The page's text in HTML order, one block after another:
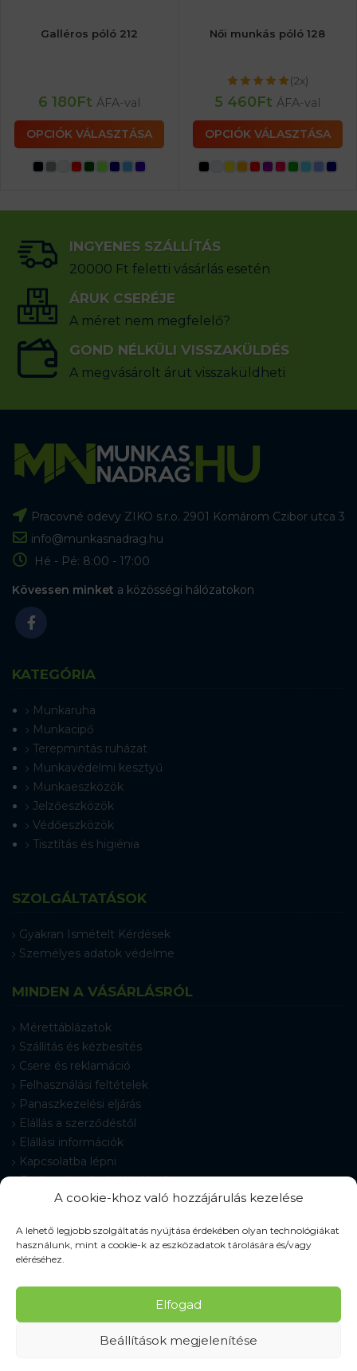
A cookie-khoz való hozzájárulás kezelése
A lehető legjobb szolgáltatás nyújtása érdekében olyan technológiákat
használunk, mint a cookie-k az eszközadatok tárolására és/vagy
eléréséhez.
Elfogad
Beállítások megjelenítése
Galléros póló 212
6 180Ft ÁFA-val
OPCIÓK VÁLASZTÁSA
Női munkás póló 128
(2x)
5 460Ft ÁFA-val
OPCIÓK VÁLASZTÁSA
INGYENES SZÁLLÍTÁS
20000 Ft feletti vásárlás esetén
ÁRUK CSERÉJE
A méret nem megfelelő?
GOND NÉLKÜLI VISSZAKÜLDÉS
A megvásárolt árut visszaküldheti
Pracovné odevy ZIKO s.r.o. 2901 Komárom Czibor utca 3
info@munkasnadrag.hu
Hé - Pé: 8:00 - 17:00
Kövessen minket a közösségi hálózatokon
KATEGÓRIA
Munkaruha
Munkacipő
Terepmintás ruházat
Munkavédelmi kesztyű
Munkaeszközök
Jelzőeszközök
Védőeszközök
Tisztítás és higiénia
SZOLGÁLTATÁSOK
Gyakran Ismételt Kérdések
Személyes adatok védelme
MINDEN A VÁSÁRLÁSRÓL
Mérettáblázatok
Szállítás és kézbesítés
Csere és reklamáció
Felhasználási feltételek
Panaszkezelési eljárás
Elállás a szerződéstől
Elállási információk
Kapcsolatba lépni
Gyakran Ismételt Kérdések
Cookie-beállítások